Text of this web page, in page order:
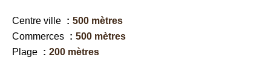
Centre ville
500 mètres
Commerces
500 mètres
Plage
200 mètres